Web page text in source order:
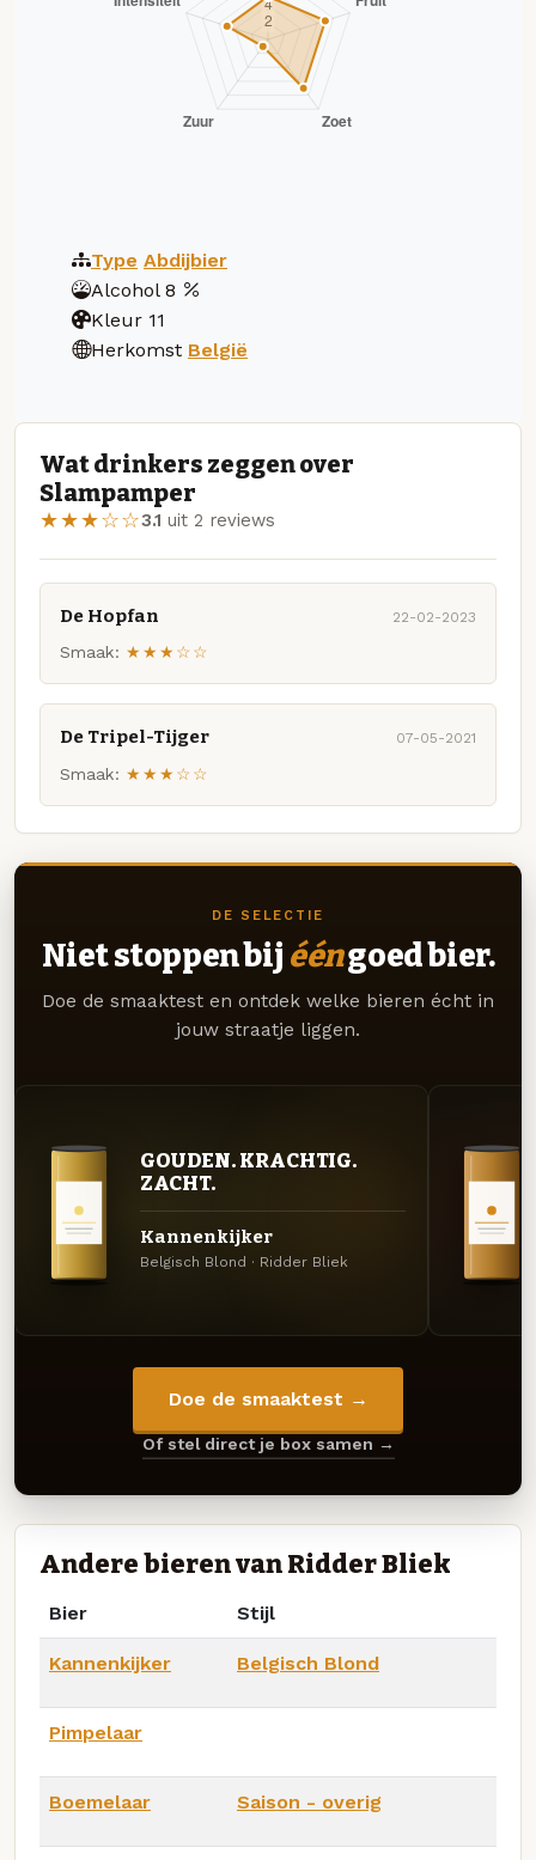
Type Abdijbier
Alcohol 8
Kleur 11
Herkomst België
Wat drinkers zeggen over
Slampamper
★★★☆☆3.1 uit 2 reviews
De Hopfan 22-02-2023
Smaak: ★★★☆☆
De Tripel-Tijger 07-05-2021
Smaak: ★★★☆☆
DE SELECTIE
Niet stoppen bij ééngoed bier.
Doe de smaaktest en ontdek welke bieren écht in
jouw straatje liggen.
GOUDEN. KRACHTIG.
ZACHT.
Kannenkijker
Belgisch Blond · Ridder Bliek
Doe de smaaktest →
Of stel direct je box samen →
Andere bieren van Ridder Bliek
Bier Stijl
Kannenkijker Belgisch Blond
Pimpelaar
Boemelaar Saison - overig